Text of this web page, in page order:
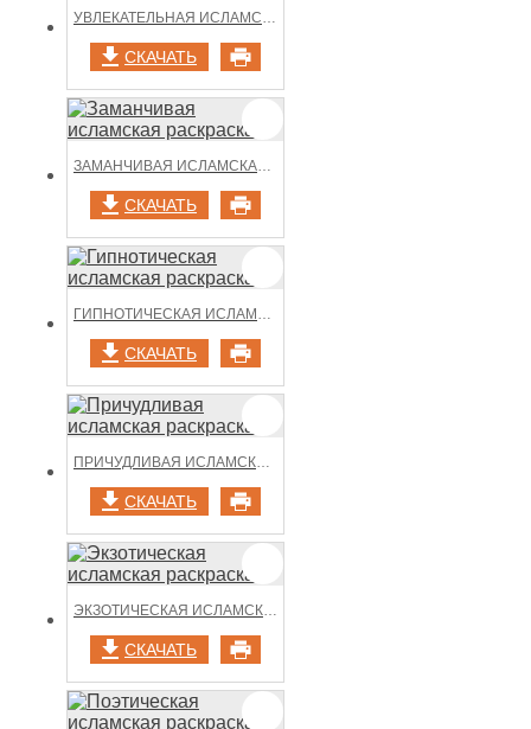
УВЛЕКАТЕЛЬНАЯ ИСЛАМСКАЯ РАСКРАСКА
СКАЧАТЬ
ЗАМАНЧИВАЯ ИСЛАМСКАЯ РАСКРАСКА
СКАЧАТЬ
ГИПНОТИЧЕСКАЯ ИСЛАМСКАЯ РАСКРАСКА
СКАЧАТЬ
ПРИЧУДЛИВАЯ ИСЛАМСКАЯ РАСКРАСКА
СКАЧАТЬ
ЭКЗОТИЧЕСКАЯ ИСЛАМСКАЯ РАСКРАСКА
СКАЧАТЬ